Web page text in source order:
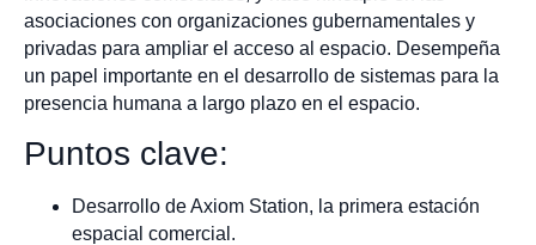
asociaciones con organizaciones gubernamentales y
privadas para ampliar el acceso al espacio. Desempeña
un papel importante en el desarrollo de sistemas para la
presencia humana a largo plazo en el espacio.
Puntos clave:
Desarrollo de Axiom Station, la primera estación
espacial comercial.